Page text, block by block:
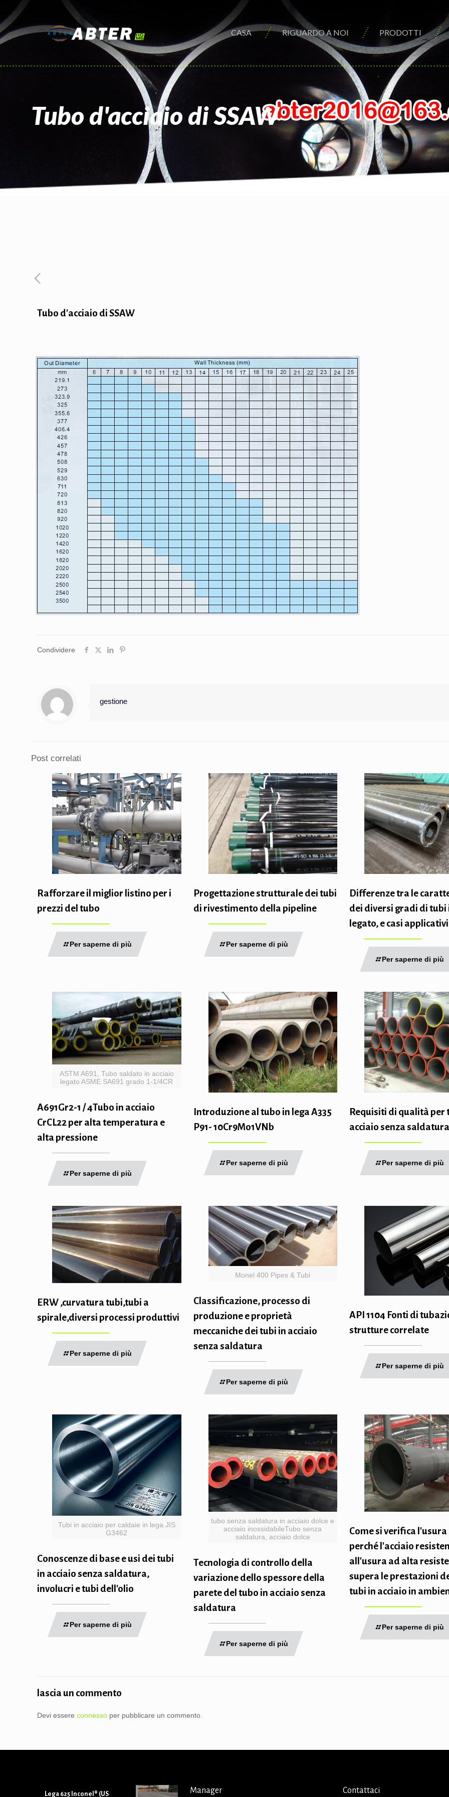
CASA RIGUARDO A NOI PRODOTTI
Tubo d'acciaio di SSAW
Tubo d'acciaio di SSAW
Condividere
gestione
Post correlati
Rafforzare il miglior listino per i
prezzi del tubo
Per saperne di più
Progettazione strutturale dei tubi
di rivestimento della pipeline
Per saperne di più
Differenze tra le
dei diversi gradi di tubi
legato, e casi applicativi
Per saperne di più
ASTM A691, Tubo saldato in acciaio
legato ASME SA691 grado 1-1/4CR
A691Gr2-1 / 4Tubo in acciaio
CrCL22 per alta temperatura e
alta pressione
Per saperne di più
Introduzione al tubo in lega A335
P91- 10Cr9Mo1VNb
Per saperne di più
Requisiti di qualità per
acciaio senza saldatura
Per saperne di più
ERW ,curvatura tubi,tubi a
spirale,diversi processi produttivi
Per saperne di più
Monel 400 Pipes & Tubi
Classificazione, processo di
produzione e proprietà
meccaniche dei tubi in acciaio
senza saldatura
Per saperne di più
API 1104 Fonti di
strutture correlate
Per saperne di più
Tubi in acciaio per caldaie in lega JIS
G3462
Conoscenze di base e usi dei tubi
in acciaio senza saldatura,
involucri e tubi dell'olio
Per saperne di più
tubo senza saldatura in acciaio dolce e
acciaio inossidabileTubo senza
saldatura, acciaio dolce
Tecnologia di controllo della
variazione dello spessore della
parete del tubo in acciaio senza
saldatura
Per saperne di più
Come si verifica l'usura
perché l'acciaio
all'usura ad alta
supera le prestazioni
tubi in acciaio in
Per saperne di più
lascia un commento
Devi essere connesso per pubblicare un commento.
Lega 625 Inconel® (US Manager Contattaci